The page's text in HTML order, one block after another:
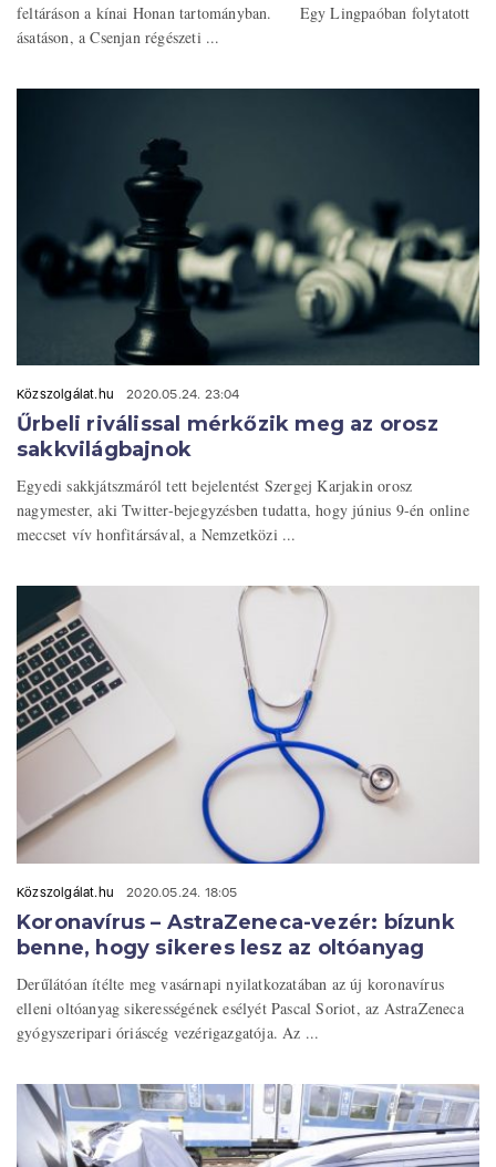
feltáráson a kínai Honan tartományban. Egy Lingpaóban folytatott
ásatáson, a Csenjan régészeti ...
Közszolgálat.hu 2020.05.24. 23:04
Űrbeli riválissal mérkőzik meg az orosz
sakkvilágbajnok
Egyedi sakkjátszmáról tett bejelentést Szergej Karjakin orosz
nagymester, aki Twitter-bejegyzésben tudatta, hogy június 9-én online
meccset vív honfitársával, a Nemzetközi ...
Közszolgálat.hu 2020.05.24. 18:05
Koronavírus – AstraZeneca-vezér: bízunk
benne, hogy sikeres lesz az oltóanyag
Derűlátóan ítélte meg vasárnapi nyilatkozatában az új koronavírus
elleni oltóanyag sikerességének esélyét Pascal Soriot, az AstraZeneca
gyógyszeripari óriáscég vezérigazgatója. Az ...